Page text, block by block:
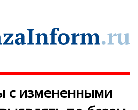
с измененными